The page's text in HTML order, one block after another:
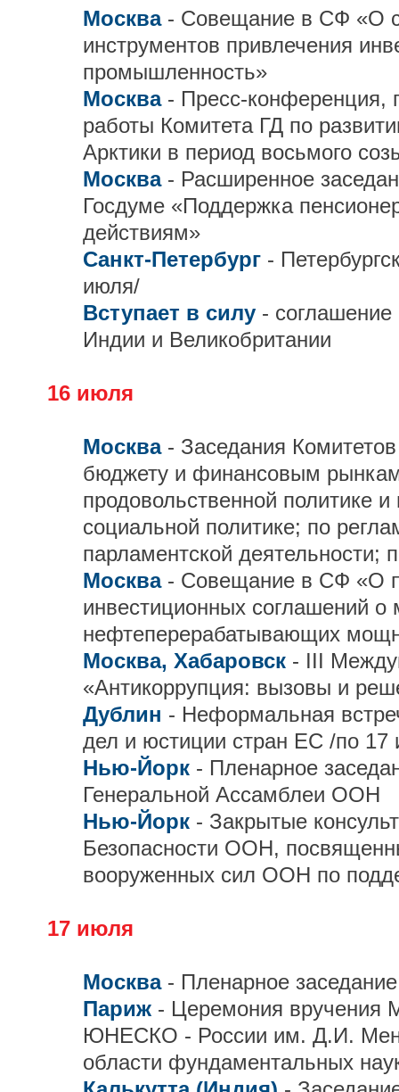
Москва - Совещание в СФ «О
инструментов привлечения
промышленность»
Москва - Пресс-конференция,
работы Комитета ГД по
Арктики в период восьмого
Москва - Расширенное
Госдуме «Поддержка
действиям»
Санкт-Петербург -
июля/
Вступает в силу - соглашение
Индии и Великобритании
16 июля
Москва - Заседания
бюджету и финансовым
продовольственной политике
социальной политике; по
парламентской деятельности;
Москва - Совещание в СФ «О
инвестиционных соглашений о
нефтеперерабатывающих
Москва, Хабаровск - III
«Антикоррупция: вызовы и
Дублин - Неформальная
дел и юстиции стран ЕС /по 17
Нью-Йорк - Пленарное
Генеральной Ассамблеи ООН
Нью-Йорк - Закрытые
Безопасности ООН,
вооруженных сил ООН по
17 июля
Москва - Пленарное
Париж - Церемония вручения
ЮНЕСКО - России им. Д.И.
области фундаментальных